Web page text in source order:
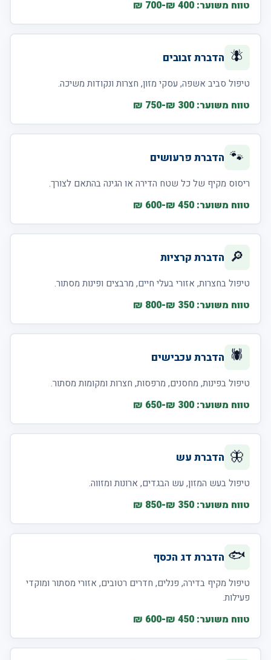
טווח משוער: 400 ₪-700 ₪
🪰 הדברת זבובים
טיפול סביב אשפה, עסקי מזון, חצרות ונקודות משיכה.
טווח משוער: 300 ₪-750 ₪
🐾 הדברת פרעושים
ריסוס מקיף של כל שטח הדירה או הגינה בהתאם לצורך.
טווח משוער: 450 ₪-600 ₪
🔎 הדברת קרציות
טיפול בחצרות, אזורי בעלי חיים, מרבצים ופינות מסתור.
טווח משוער: 350 ₪-800 ₪
🕷️ הדברת עכבישים
טיפול בפינות, מחסנים, מרפסות, חצרות ומקומות מסתור.
טווח משוער: 300 ₪-650 ₪
🦋 הדברת עש
טיפול בעש המזון, עש הבגדים, ארונות ומזווה.
טווח משוער: 350 ₪-850 ₪
🐟 הדברת דג הכסף
טיפול מקיף בדירה, פנלים, חדרים רטובים, אזורי מסתור ומוקדי
פעילות.
טווח משוער: 450 ₪-600 ₪